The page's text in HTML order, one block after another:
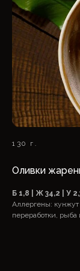
130 г.
Оливки
Б 1,8 | Ж 34,2 | У
Аллергены: кунжут
переработки, рыба